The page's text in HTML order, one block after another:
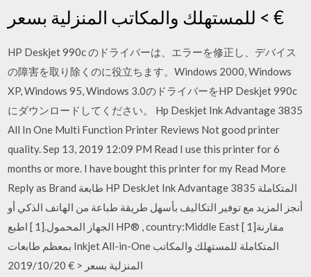
للمستهلك والمكاتب المنزلية بسعر < €
HP Deskjet 990c のドライバーは、エラーを修正し、デバイス
の障害を取り除くのに役立ちます。Windows 2000, Windows
XP, Windows 95, Windows 3.0のドライバーをHP Deskjet 990c
にダウンロードしてください。 Hp Deskjet Ink Advantage 3835
All In One Multi Function Printer Reviews Not good printer
quality. Sep 13, 2019 12:09 PM Read I use this printer for 6
months or more. I have bought this printer for my Read More
Reply as Brand طابعة HP DeskJet Ink Advantage 3835 المتكاملة
أنجز المزيد مع توفير التكاليف بأسهل طريقة طباعة من الهاتف الذكي أو
الجهاز المحمول.[1 ] اطبع HP® , country:Middle East [ 1]مقارنة
بمعظم طابعات Inkjet All-in-One المتكاملة للمستهلك والمكاتب
المنزلية بسعر < € 2019/10/20